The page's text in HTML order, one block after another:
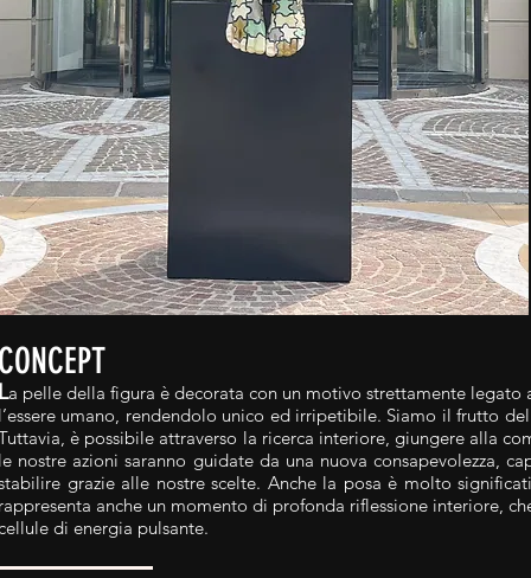
a pelle della figura è decorata con un motivo strettamente
umano, rendendolo unico ed irripetibile. Siamo il frutto
è possibile attraverso la ricerca interiore, giungere alla
nostre azioni saranno guidate da una nuova consapevolezza,
grazie alle nostre scelte. Anche la posa è molto
anche un momento di profonda riflessione interiore,
di energia pulsante.